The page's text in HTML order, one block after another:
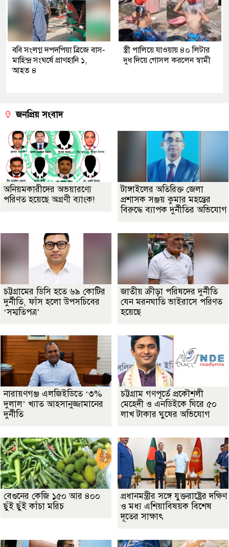
ববি সংলগ্ন দপদপিয়া ব্রিজে বাস-
মাহিন্দ্র সংঘর্ষে প্রাণহানি ১,
আহত ৪
স্ত্রী পালিয়ে যাওয়ায় ৪০ লিটার
দুধ দিয়ে গোসল করলেন স্বামী
জনপ্রিয় সংবাদ
অনিয়মকারীদের অভয়ারণ্যে
পরিণত হয়েছে অগ্রণী ব্যাংক!
টাঙ্গাইলের অতিরিক্ত জেলা
প্রশাসক সঞ্জয় কুমার মহন্তের
বিরুদ্ধে ব্যাপক দুর্নীতির অভিযোগ
চট্টগ্রামের ডিসি হতে ৬৯ কোটির
দুর্নীতি, ফাঁস হলো উপসচিবের
‘সম্মতিপত্র’
জাতীয় ক্রীড়া পরিষদের দুর্নীতি
যেন মরনঘাতি ভাইরাসে পরিণত
হয়েছে
নারায়ণগঞ্জ এলজিইডিতে ‘৩%
দুলাল’ খ্যাত আহসানুজ্জামানের
দুর্নীতি
চট্টগ্রাম গণপূর্তে প্রকৌশলী
মেহেদী ও এনডিইকে ঘিরে ৫০
লাখ টাকার ঘুষের অভিযোগ
বেগুনের কেজি ১৫০ আর ৪০০
ছুঁই ছুঁই কাঁচা মরিচ
প্রধানমন্ত্রীর সঙ্গে যুক্তরাষ্ট্রের দক্ষিণ
ও মধ্য এশিয়াবিষয়ক বিশেষ
দূতের সাক্ষাৎ